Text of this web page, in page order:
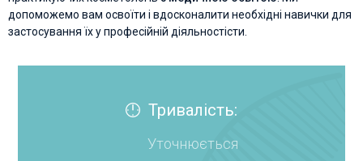
допоможемо вам освоїти і вдосконалити необхідні навички для
застосування їх у професійній діяльностісти.
Тривалість:
Уточнюється